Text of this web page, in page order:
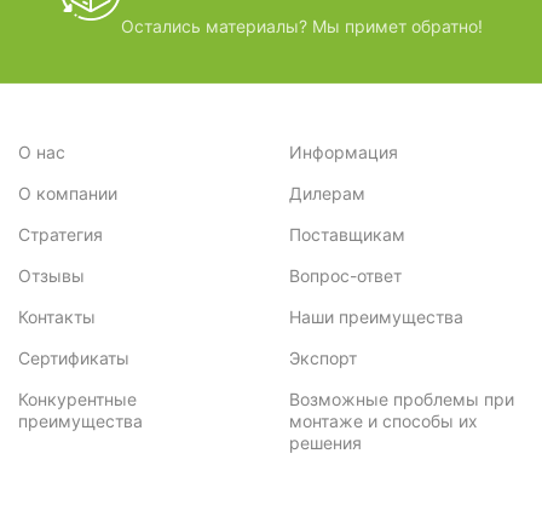
Остались материалы? Мы примет обратно!
О нас
О компании
Стратегия
Отзывы
Контакты
Сертификаты
Конкурентные
преимущества
Информация
Дилерам
Поставщикам
Вопрос-ответ
Наши преимущества
Экспорт
Возможные проблемы при
монтаже и способы их
решения